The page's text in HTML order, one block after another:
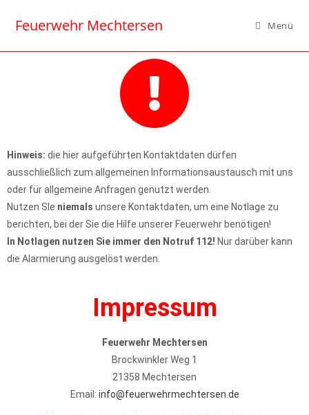
Feuerwehr Mechtersen Menü
Hinweis: die hier aufgeführten Kontaktdaten dürfen
ausschließlich zum allgemeinen Informationsaustausch mit uns
oder für allgemeine Anfragen genutzt werden.
Nutzen SIe niemals unsere Kontaktdaten, um eine Notlage zu
berichten, bei der Sie die Hilfe unserer Feuerwehr benötigen!
In Notlagen nutzen Sie immer den Notruf 112! Nur darüber kann
die Alarmierung ausgelöst werden.
Impressum
Feuerwehr Mechtersen
Brockwinkler Weg 1
21358 Mechtersen
Email: info@feuerwehrmechtersen.de